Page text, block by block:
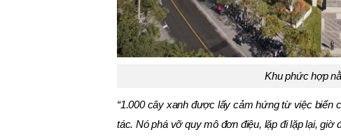
Khu phức hợp
“1.000 cây xanh được lấy cảm hứng từ việc biến
tác. Nó phá vỡ quy mô đơn điệu, lặp đi lặp lại,